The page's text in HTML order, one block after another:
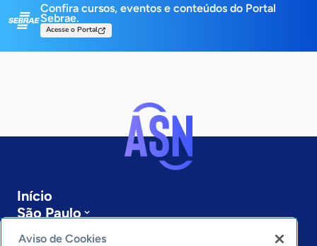
Confira cursos, eventos e conteúdos do Portal
Sebrae.
Acesse o Portal
Início
São Paulo
Sobre a ASN
Aviso de Cookies